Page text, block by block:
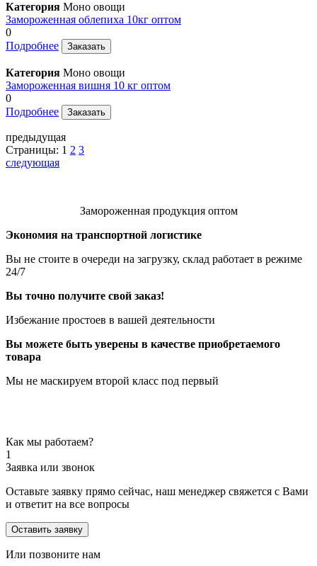
Категория Моно овощи
Замороженная облепиха 10кг оптом
0
Подробнее
Заказать
Категория Моно овощи
Замороженная вишня 10 кг оптом
0
Подробнее
Заказать
предыдущая
Страницы: 1 2 3
следующая
Замороженная продукция оптом
Экономия на транспортной логистике
Вы не стоите в очереди на загрузку, склад работает в режиме
24/7
Вы точно получите свой заказ!
Избежание простоев в вашей деятельности
Вы можете быть уверены в качестве приобретаемого
товара
Мы не маскируем второй класс под первый
Как мы работаем?
1
Заявка или звонок
Оставьте заявку прямо сейчас, наш менеджер свяжется с Вами
и ответит на все вопросы
Оставить заявку
Или позвоните нам